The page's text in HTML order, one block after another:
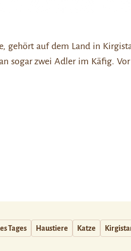
gehört auf dem Land in
sogar zwei Adler im Käfig.
Tages Haustiere Katze